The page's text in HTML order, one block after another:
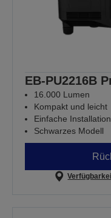
EB-PU2216B
16.000 Lumen
Kompakt und leicht
Einfache Installation
Schwarzes Modell